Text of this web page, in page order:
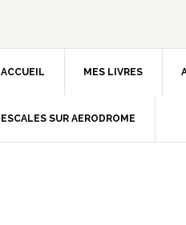
ACCUEIL MES LIVRES
ESCALES SUR AERODROME